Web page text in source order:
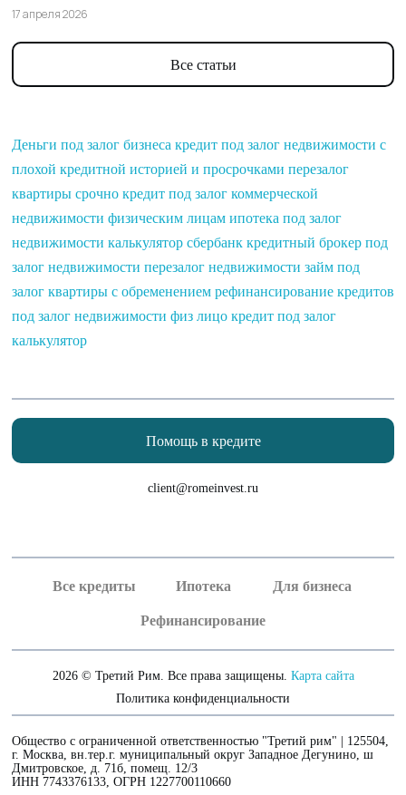
17 апреля 2026
Все статьи
Деньги под залог бизнеса кредит под залог недвижимости с
плохой кредитной историей и просрочками перезалог
квартиры срочно кредит под залог коммерческой
недвижимости физическим лицам ипотека под залог
недвижимости калькулятор сбербанк кредитный брокер под
залог недвижимости перезалог недвижимости займ под
залог квартиры с обременением рефинансирование кредитов
под залог недвижимости физ лицо кредит под залог
калькулятор
Все кредиты Ипотека Для бизнеса
Рефинансирование
client@romeinvest.ru
Помощь в кредите
2026 © Третий Рим. Все права защищены. Карта сайта
Политика конфиденциальности
Общество с ограниченной ответственностью "Третий рим" | 125504,
г. Москва, вн.тер.г. муниципальный округ Западное Дегунино, ш
Дмитровское, д. 71б, помещ. 12/3
ИНН 7743376133, ОГРН 1227700110660